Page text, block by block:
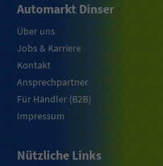
Automarkt Dinser
Über uns
Jobs & Karriere
Kontakt
Ansprechpartner
Für Händler (B2B)
Impressum
Nützliche Links